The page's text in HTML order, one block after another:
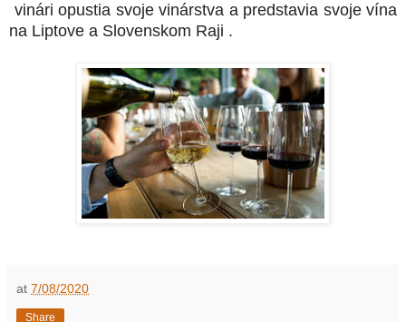
vinári opustia svoje vinárstva a predstavia svoje vína
na Liptove a Slovenskom Raji .
at 7/08/2020
Share